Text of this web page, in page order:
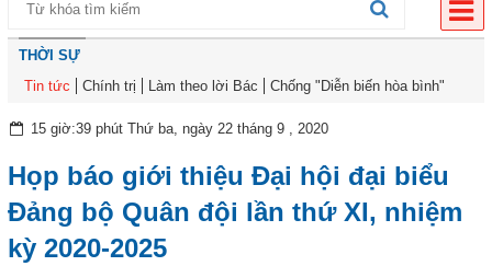
THỜI SỰ
Tin tức
Chính trị Làm theo lời Bác Chống "Diễn biến hòa bình"
15 giờ:39 phút Thứ ba, ngày 22 tháng 9 , 2020
Họp báo giới thiệu Đại hội đại biểu
Đảng bộ Quân đội lần thứ XI, nhiệm
kỳ 2020-2025